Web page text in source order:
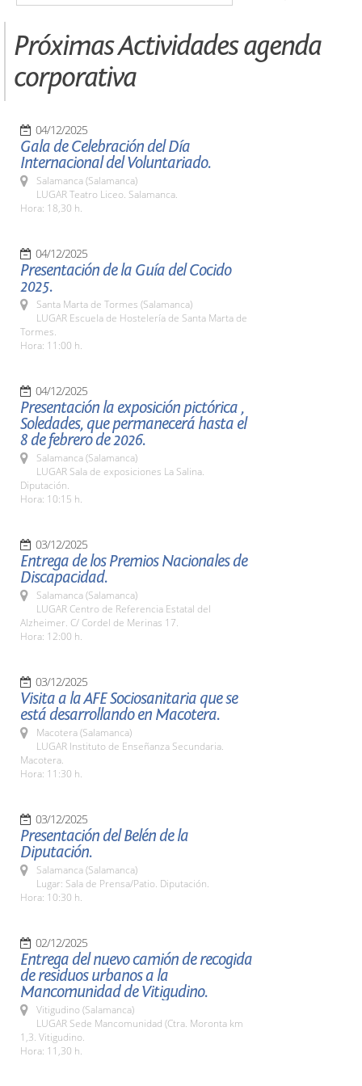
Próximas Actividades agenda
corporativa
04/12/2025
Gala de Celebración del Día
Internacional del Voluntariado.
Salamanca (Salamanca)
LUGAR Teatro Liceo. Salamanca.
Hora: 18,30 h.
04/12/2025
Presentación de la Guía del Cocido
2025.
Santa Marta de Tormes (Salamanca)
LUGAR Escuela de Hostelería de Santa Marta de
Tormes.
Hora: 11:00 h.
04/12/2025
Presentación la exposición pictórica ,
Soledades, que permanecerá hasta el
8 de febrero de 2026.
Salamanca (Salamanca)
LUGAR Sala de exposiciones La Salina.
Diputación.
Hora: 10:15 h.
03/12/2025
Entrega de los Premios Nacionales de
Discapacidad.
Salamanca (Salamanca)
LUGAR Centro de Referencia Estatal del
Alzheimer. C/ Cordel de Merinas 17.
Hora: 12:00 h.
03/12/2025
Visita a la AFE Sociosanitaria que se
está desarrollando en Macotera.
Macotera (Salamanca)
LUGAR Instituto de Enseñanza Secundaria.
Macotera.
Hora: 11:30 h.
03/12/2025
Presentación del Belén de la
Diputación.
Salamanca (Salamanca)
Lugar: Sala de Prensa/Patio. Diputación.
Hora: 10:30 h.
02/12/2025
Entrega del nuevo camión de recogida
de residuos urbanos a la
Mancomunidad de Vitigudino.
Vitigudino (Salamanca)
LUGAR Sede Mancomunidad (Ctra. Moronta km
1,3. Vitigudino.
Hora: 11,30 h.